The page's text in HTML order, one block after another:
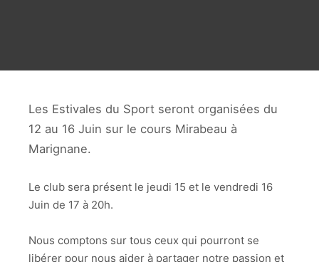
Les Estivales du Sport seront organisées du
12 au 16 Juin sur le cours Mirabeau à
Marignane.
Le club sera présent le jeudi 15 et le vendredi 16
Juin de 17 à 20h.
Nous comptons sur tous ceux qui pourront se
libérer pour nous aider à partager notre passion et